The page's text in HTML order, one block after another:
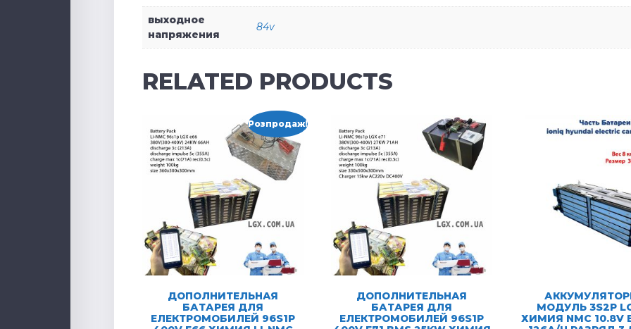
выходное
напряжения
84v
RELATED PRODUCTS
Розпродаж!
ДОПОЛНИТЕЛЬНАЯ
БАТАРЕЯ ДЛЯ
ЕЛЕКТРОМОБИЛЕЙ 96S1P
ДОПОЛНИТЕЛЬНАЯ
БАТАРЕЯ ДЛЯ
ЕЛЕКТРОМОБИЛЕЙ 96S1P
МОДУЛЬ 3S2P
ХИМИЯ NMC 10.8V